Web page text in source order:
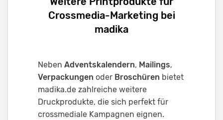
Crossmedia-Marketing bei
madika
Neben Adventskalendern, Mailings,
Verpackungen oder Broschüren bietet
madika.de zahlreiche weitere
Druckprodukte, die sich perfekt für
crossmediale Kampagnen eignen.